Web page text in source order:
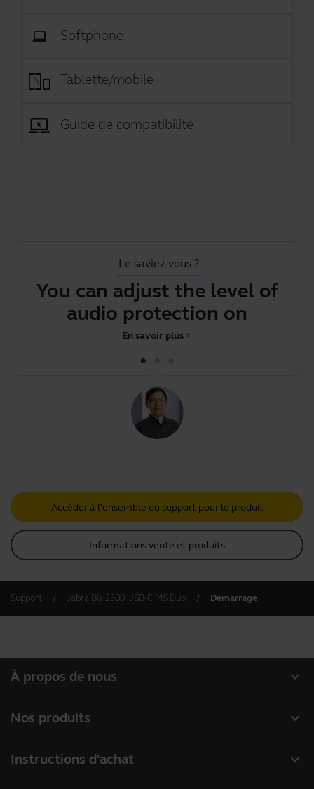
Softphone
Tablette/mobile
Guide de compatibilité
Le saviez-vous ?
You can adjust the level of
audio protection on your
chevron_right
En savoir plus
Accéder à l'ensemble du support pour le produit
Informations vente et produits
Support Jabra Biz 2300 USB-C MS Duo Démarrage
expand_more
À propos de nous
Durabilité
expand_more
Nos produits
expand_more
Instructions d'achat